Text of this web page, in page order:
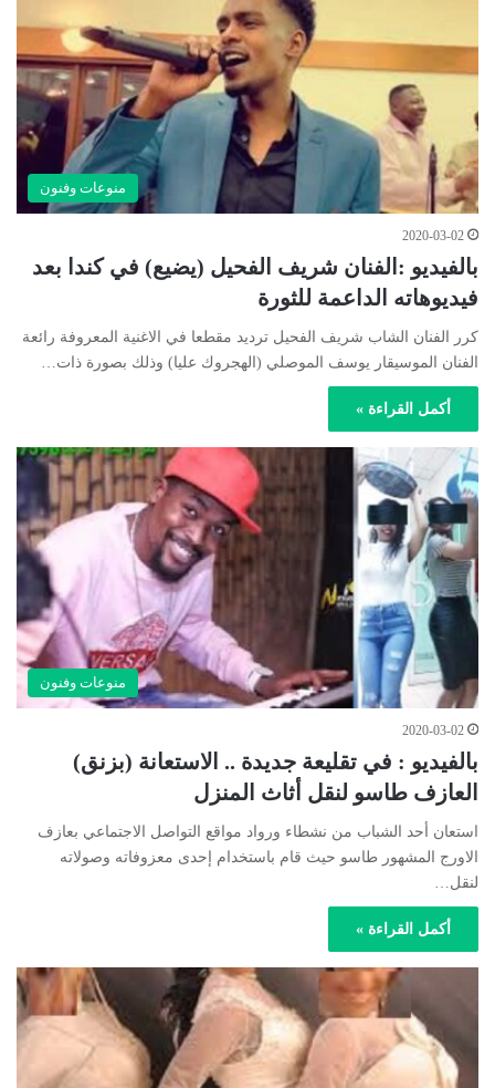
منوعات وفنون
2020-03-02
بالفيديو :الفنان شريف الفحيل (يضيع) في كندا بعد
فيديوهاته الداعمة للثورة
كرر الفنان الشاب شريف الفحيل ترديد مقطعا في الاغنية المعروفة رائعة
الفنان الموسيقار يوسف الموصلي (الهجروك عليا) وذلك بصورة ذات…
أكمل القراءة »
منوعات وفنون
2020-03-02
بالفيديو : في تقليعة جديدة .. الاستعانة (بزنق)
العازف طاسو لنقل أثاث المنزل
استعان أحد الشباب من نشطاء ورواد مواقع التواصل الاجتماعي بعازف
الاورج المشهور طاسو حيث قام باستخدام إحدى معزوفاته وصولاته
لنقل…
أكمل القراءة »